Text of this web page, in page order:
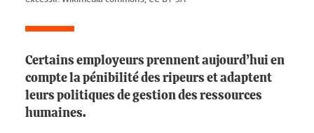
Certains employeurs prennent aujourd’hui en
compte la pénibilité des ripeurs et adaptent
leurs politiques de gestion des ressources
humaines.